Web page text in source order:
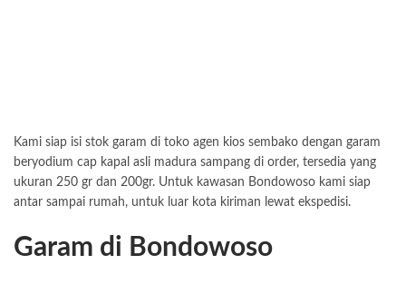
Kami siap isi stok garam di toko agen kios sembako dengan garam
beryodium cap kapal asli madura sampang di order, tersedia yang
ukuran 250 gr dan 200gr. Untuk kawasan Bondowoso kami siap
antar sampai rumah, untuk luar kota kiriman lewat ekspedisi.
Garam di Bondowoso